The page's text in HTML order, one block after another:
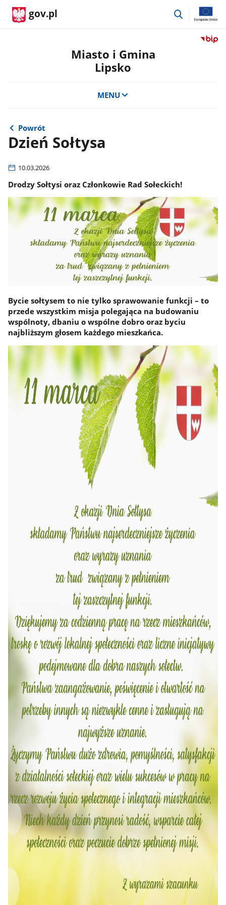
gov.pl
przejdź
Przejdź
Miasto i Gmina
Lipsko
MENU
Powrót
Dzień Sołtysa
10.03.2026
Drodzy Sołtysi oraz Członkowie Rad Sołeckich!
Bycie sołtysem to nie tylko sprawowanie funkcji – to
przede wszystkim misja polegająca na budowaniu
wspólnoty, dbaniu o wspólne dobro oraz byciu
najbliższym głosem każdego mieszkańca.